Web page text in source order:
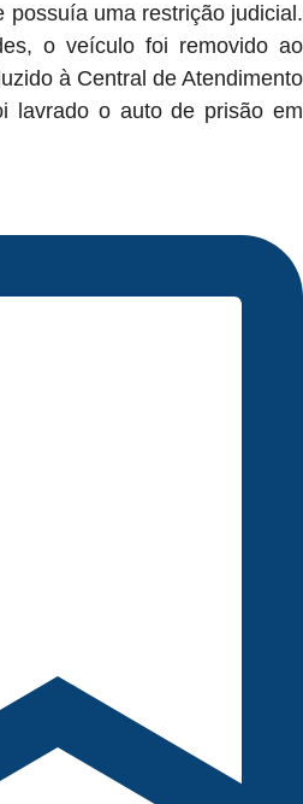
possuía uma restrição judicial.
o veículo foi removido ao
à Central de Atendimento
lavrado o auto de prisão em